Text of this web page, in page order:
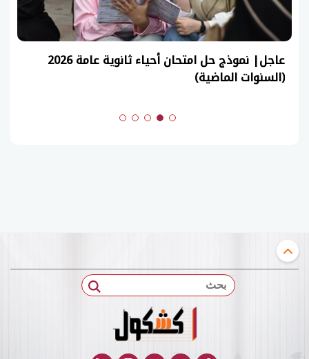
عاجل| نموذج حل امتحان أحياء ثانوية عامة 2026
(السنوات الماضية)
بحث